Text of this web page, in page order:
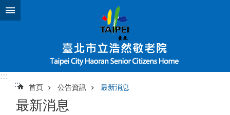
跳到主要內容區塊
:::
:::
首頁 公告資訊 最新消息
最新消息